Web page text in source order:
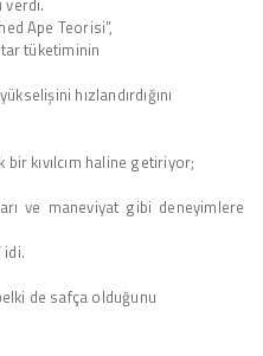
Ape Teorisi”,
tüketiminin
hızlandırdığını
bir kıvılcım haline getiriyor;
ve maneviyat gibi deneyimlere
idi.
belki de safça olduğunu